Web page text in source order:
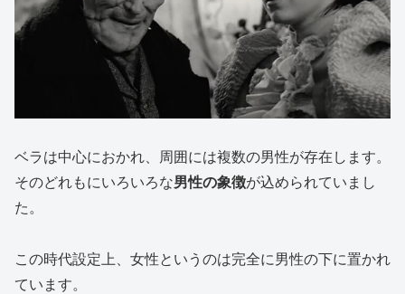
ベラは中心におかれ、周囲には複数の男性が存在します。
そのどれもにいろいろな男性の象徴が込められていまし
た。
この時代設定上、女性というのは完全に男性の下に置かれ
ています。